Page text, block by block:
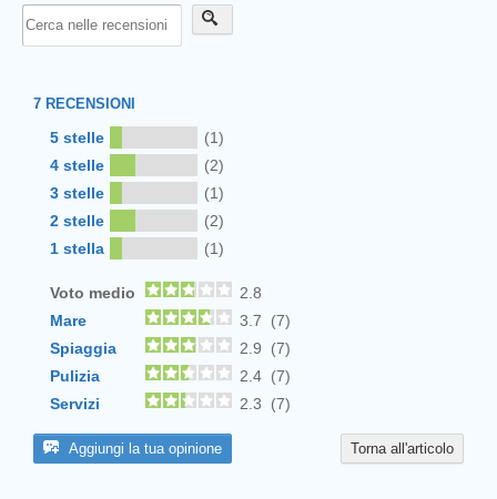
7 RECENSIONI
5 stelle
(1)
4 stelle
(2)
3 stelle
(1)
2 stelle
(2)
1 stella
(1)
Voto medio
2.8
Mare
3.7 (7)
Spiaggia
2.9 (7)
Pulizia
2.4 (7)
Servizi
2.3 (7)
Aggiungi la tua opinione Torna all'articolo